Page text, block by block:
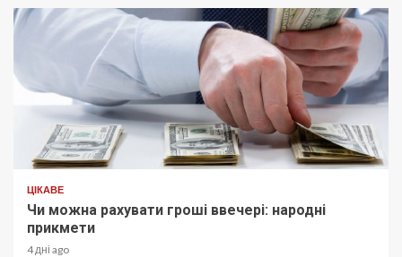
ЦІКАВЕ
Чи можна рахувати гроші ввечері: народні
прикмети
4 дні ago